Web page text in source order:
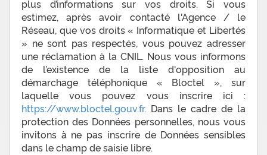
plus d’informations sur vos droits. Si vous
estimez, après avoir contacté l'Agence / le
Réseau, que vos droits « Informatique et Libertés
» ne sont pas respectés, vous pouvez adresser
une réclamation à la CNIL. Nous vous informons
de l’existence de la liste d'opposition au
démarchage téléphonique « Bloctel », sur
laquelle vous pouvez vous inscrire ici :
https://www.bloctel.gouv.fr. Dans le cadre de la
protection des Données personnelles, nous vous
invitons à ne pas inscrire de Données sensibles
dans le champ de saisie libre.